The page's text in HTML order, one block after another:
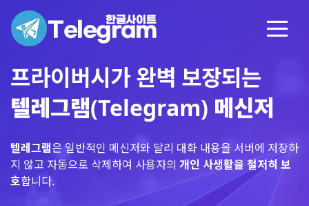
프라이버시가 완벽 보장되는
텔레그램(Telegram) 메신저
텔레그램은 일반적인 메신저와 달리 대화 내용을 서버에 저장하
지 않고 자동으로 삭제하여 사용자의 개인 사생활을 철저히 보
호합니다.